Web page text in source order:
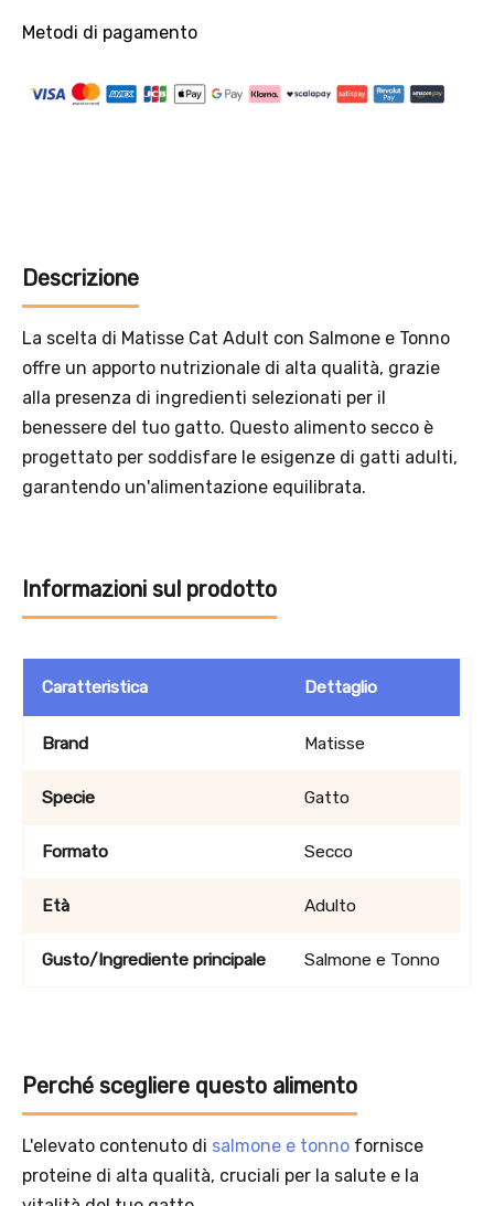
Metodi di pagamento
Descrizione
La scelta di Matisse Cat Adult con Salmone e Tonno
offre un apporto nutrizionale di alta qualità, grazie
alla presenza di ingredienti selezionati per il
benessere del tuo gatto. Questo alimento secco è
progettato per soddisfare le esigenze di gatti adulti,
garantendo un'alimentazione equilibrata.
Informazioni sul prodotto
Caratteristica Dettaglio
Brand Matisse
Specie Gatto
Formato Secco
Età Adulto
Gusto/Ingrediente principale Salmone e Tonno
Perché scegliere questo alimento
L'elevato contenuto di salmone e tonno fornisce
proteine di alta qualità, cruciali per la salute e la
Aggiungi un prodotto Platinum al carrello e ricevi il 5%di